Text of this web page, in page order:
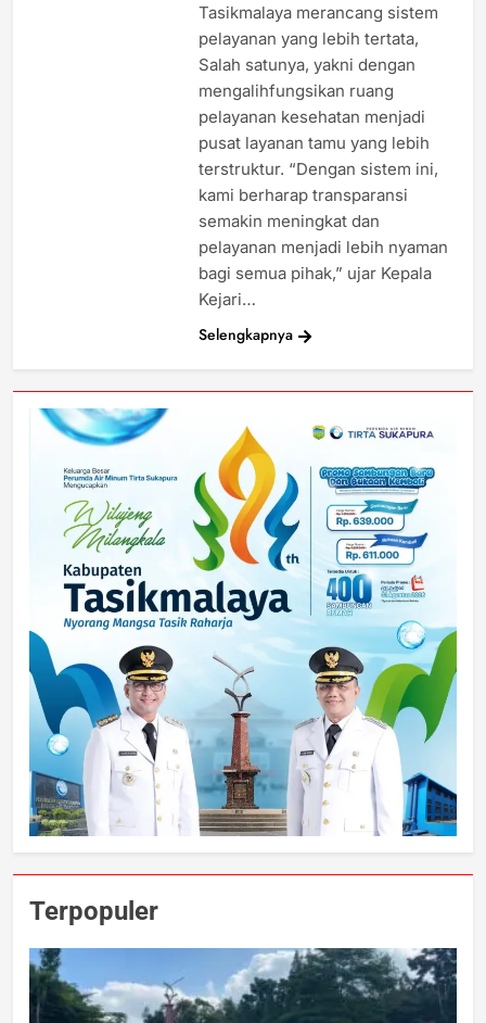
Tasikmalaya merancang sistem
pelayanan yang lebih tertata,
Salah satunya, yakni dengan
mengalihfungsikan ruang
pelayanan kesehatan menjadi
pusat layanan tamu yang lebih
terstruktur. “Dengan sistem ini,
kami berharap transparansi
semakin meningkat dan
pelayanan menjadi lebih nyaman
bagi semua pihak,” ujar Kepala
Kejari…
Selengkapnya
Terpopuler